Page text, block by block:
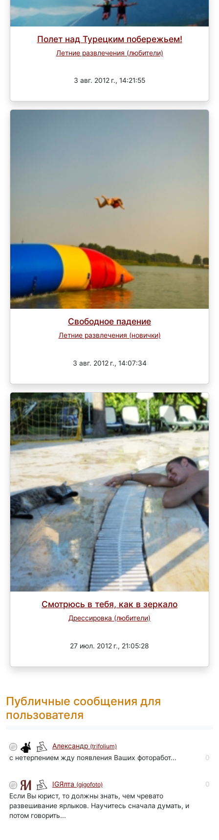
Полет над Турецким побережьем!
Летние развлечения (любители)
3 авг. 2012 г., 14:21:55
Свободное падение
Летние развлечения (новички)
3 авг. 2012 г., 14:07:34
Смотрюсь в тебя, как в зеркало
Дрессировка (любители)
27 июл. 2012 г., 21:05:28
Публичные сообщения для
пользователя
Александр (trifolium)
0
с нетерпением жду появления Ваших фоторабот...
IGЯлта (gigofoto)
0
Если Вы юрист, то должны знать, чем чревато
развешивание ярлыков. Научитесь сначала думать, и
потом говорить...